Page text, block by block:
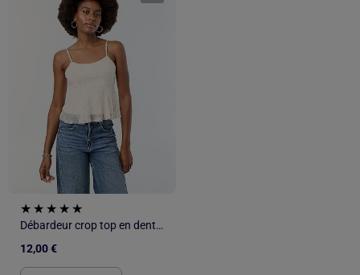
Débardeur crop top en dentelle
12,00 €